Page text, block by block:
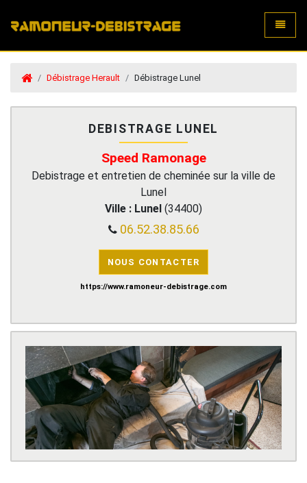
Débistrage Herault Débistrage Lunel
DEBISTRAGE LUNEL
Speed Ramonage
Debistrage et entretien de cheminée sur la ville de
Lunel
Ville : Lunel (34400)
06.52.38.85.66
NOUS CONTACTER
https://www.ramoneur-debistrage.com